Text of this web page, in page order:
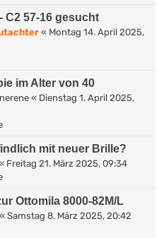
C2 57-16 gesucht
« Montag 14. April 2025,
im Alter von 40
« Dienstag 1. April 2025,
mit neuer Brille?
Freitag 21. März 2025, 09:34
Ottomila 8000-82M/L
« Samstag 8. März 2025, 20:42